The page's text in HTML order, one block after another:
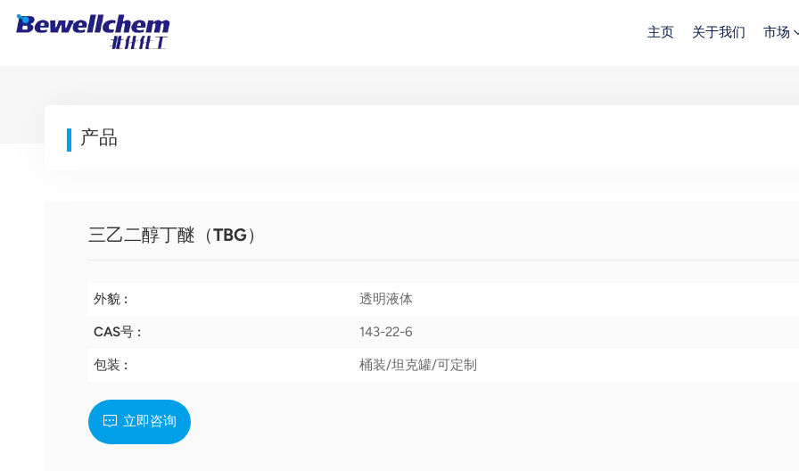
主页 关于我们 市场
产品
三乙二醇丁醚（TBG）
外貌 : 透明液体
CAS号 : 143-22-6
包装 : 桶装/坦克罐/可定制
立即咨询